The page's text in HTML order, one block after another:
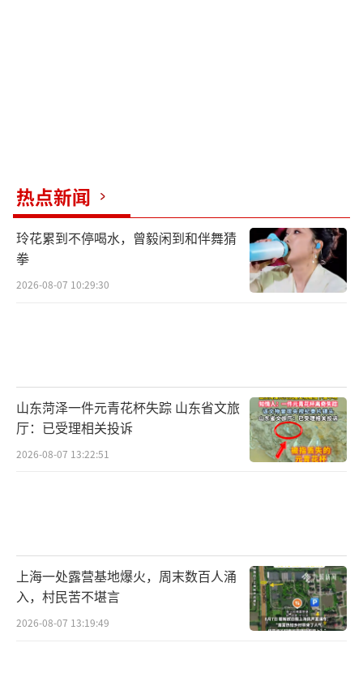
热点新闻
玲花累到不停喝水，曾毅闲到和伴舞猜
拳
2026-08-07 10:29:30
山东菏泽一件元青花杯失踪 山东省文旅
厅：已受理相关投诉
2026-08-07 13:22:51
上海一处露营基地爆火，周末数百人涌
入，村民苦不堪言
2026-08-07 13:19:49